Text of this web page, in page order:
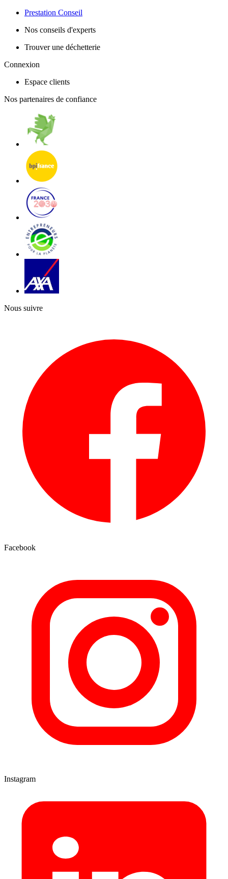
Prestation Conseil
Nos conseils d'experts
Trouver une déchetterie
Connexion
Espace clients
Nos partenaires de confiance
Nous suivre
Facebook
Instagram